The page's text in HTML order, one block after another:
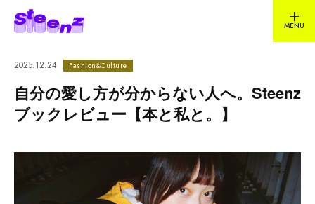
2025.12.24 Fashion&Culture
自分の愛し方が分からない人へ。Steenz
ブックレビュー【本と私と。】